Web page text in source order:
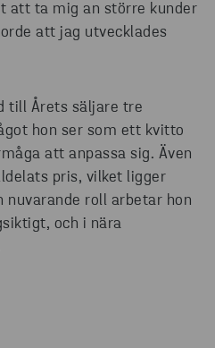
att ta mig an större kunder
att jag utvecklades
till Årets säljare tre
hon ser som ett kvitto
att anpassa sig. Även
pris, vilket ligger
roll arbetar hon
och i nära